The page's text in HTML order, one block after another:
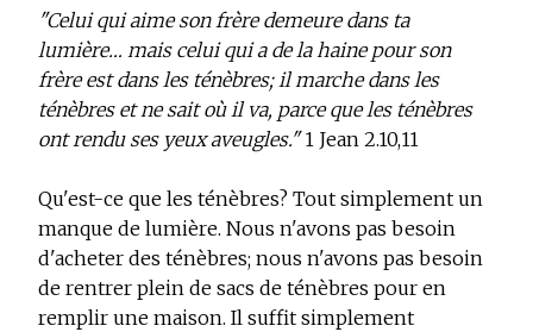
"Celui qui aime son frère demeure dans ta
lumière… mais celui qui a de la haine pour son
frère est dans les ténèbres; il marche dans les
ténèbres et ne sait où il va, parce que les ténèbres
ont rendu ses yeux aveugles."1 Jean 2.10,11
Qu'est-ce que les ténèbres? Tout simplement un
manque de lumière. Nous n'avons pas besoin
d'acheter des ténèbres; nous n'avons pas besoin
de rentrer plein de sacs de ténèbres pour en
remplir une maison. Il suffit simplement